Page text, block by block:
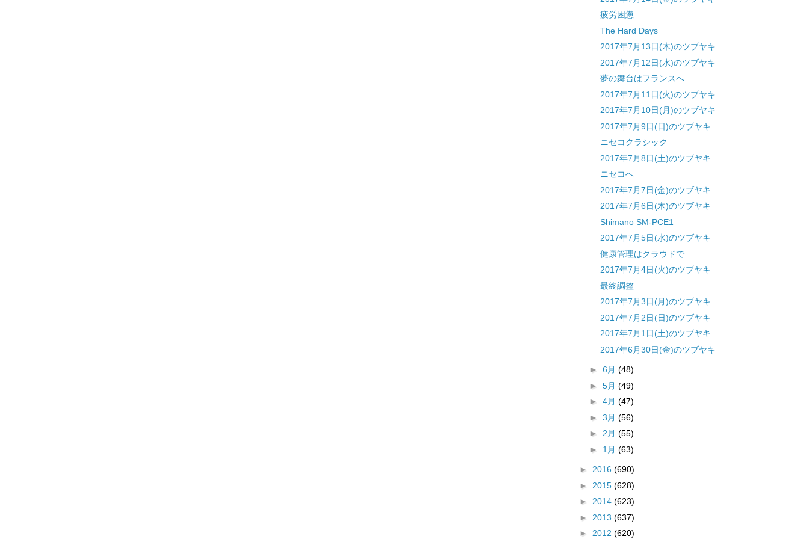
疲労困憊
The Hard Days
2017年7月13日(木)のツブヤキ
2017年7月12日(水)のツブヤキ
夢の舞台はフランスへ
2017年7月11日(火)のツブヤキ
2017年7月10日(月)のツブヤキ
2017年7月9日(日)のツブヤキ
ニセコクラシック
2017年7月8日(土)のツブヤキ
ニセコへ
2017年7月7日(金)のツブヤキ
2017年7月6日(木)のツブヤキ
Shimano SM-PCE1
2017年7月5日(水)のツブヤキ
健康管理はクラウドで
2017年7月4日(火)のツブヤキ
最終調整
2017年7月3日(月)のツブヤキ
2017年7月2日(日)のツブヤキ
2017年7月1日(土)のツブヤキ
2017年6月30日(金)のツブヤキ
► 6月 (48)
► 5月 (49)
► 4月 (47)
► 3月 (56)
► 2月 (55)
► 1月 (63)
► 2016 (690)
► 2015 (628)
► 2014 (623)
► 2013 (637)
► 2012 (620)